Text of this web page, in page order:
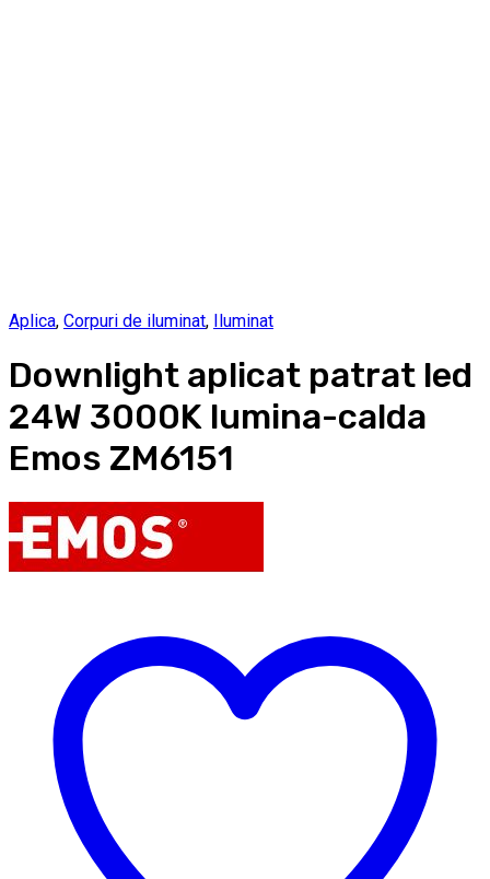
Aplica, Corpuri de iluminat, Iluminat
Downlight aplicat patrat led
24W 3000K lumina-calda
Emos ZM6151